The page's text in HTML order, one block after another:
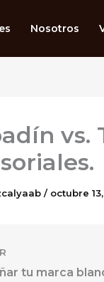
Nosotros
vs.
/ octubre